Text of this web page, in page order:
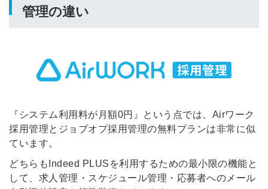
管理の違い
『システム利用料が月額0円』という点では、Airワーク
採用管理とジョブオプ採用管理の無料プランは非常に似
ています。
どちらもIndeed PLUSを利用するための最小限の機能と
して、求人管理・スケジュール管理・応募者へのメール